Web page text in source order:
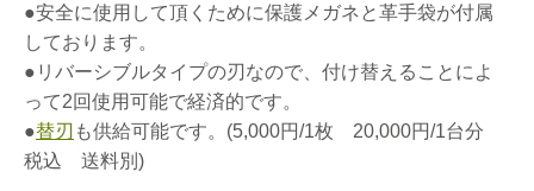
●安全に使用して頂くために保護メガネと革手袋が付属
しております。
●リバーシブルタイプの刃なので、付け替えることによ
って2回使用可能で経済的です。
●替刃 も供給可能です。(5,000円/1枚 20,000円/1台分
税込 送料別)